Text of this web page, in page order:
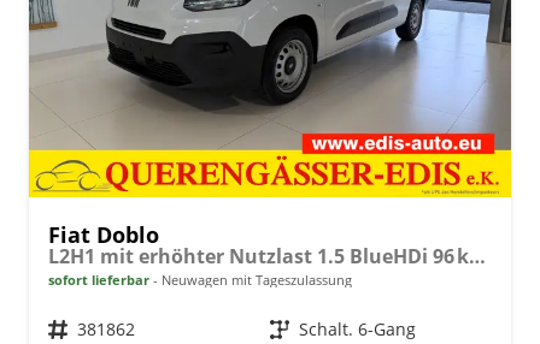
Fiat Doblo
L2H1 mit erhöhter Nutzlast 1.5 BlueHDi 96 kW (131 PS) Klimaanlage, Radio, DAB, Android Auto, Apple CarPlay, Rückfahrkamera, Magic Cargo, Laderaumboden aus Gummibelag, Ersatzrad, 10" Infotainmentsystem "All In One", 16" Stahlfelgen, uvm.
sofort lieferbar Neuwagen mit Tageszulassung
Fahrzeugnr. 381862 Getriebe Schalt. 6-Gang